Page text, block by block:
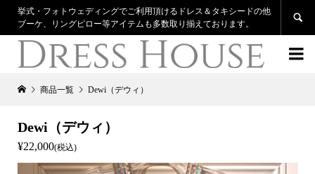
挙式・フォトウェディングでご利用頂けるドレス＆タキシードの他
ブーケ、リングピロー等アイテムも多数取り揃えております。


商品一覧 Dewi（デウィ）
Dewi（デウィ）
¥22,000(税込)